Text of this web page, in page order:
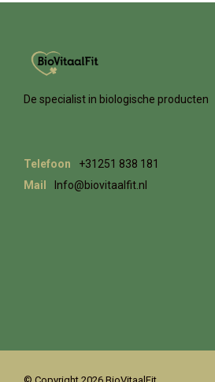
De specialist in biologische producten
Telefoon
+31251 838 181
Mail
Info@biovitaalfit.nl